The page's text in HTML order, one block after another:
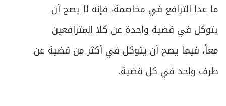
ما عدا الترافع في مخاصمة، فإنه لا يصح أن
يتوكل في قضية واحدة عن كلا المترافعين
معاً، فيما يصح أن يتوكل في أكثر من قضية عن
طرف واحد في كل قضية.